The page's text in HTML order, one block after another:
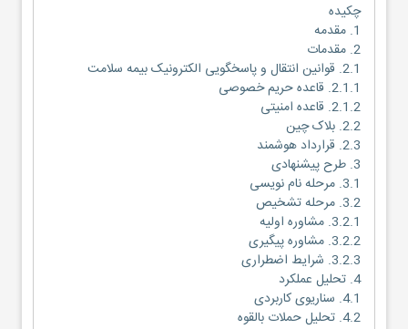
چکیده
1. مقدمه
2. مقدمات
2.1. قوانین انتقال و پاسخگویی الکترونیک بیمه سلامت
2.1.1. قاعده حریم خصوصی
2.1.2. قاعده امنیتی
2.2. بلاک چین
2.3. قرارداد هوشمند
3. طرح پیشنهادی
3.1. مرحله نام نویسی
3.2. مرحله تشخیص
3.2.1. مشاوره اولیه
3.2.2. مشاوره پیگیری
3.2.3. شرایط اضطراری
4. تحلیل عملکرد
4.1. سناریوی کاربردی
4.2. تحلیل حملات بالقوه